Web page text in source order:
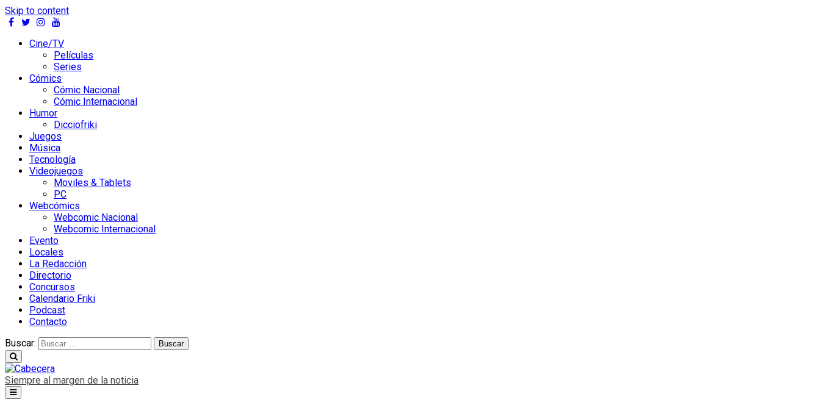
Skip to content
Cine/TV
Películas
Series
Cómics
Cómic Nacional
Cómic Internacional
Humor
Dicciofriki
Juegos
Música
Tecnología
Videojuegos
Moviles & Tablets
PC
Webcómics
Webcomic Nacional
Webcomic Internacional
Evento
Locales
La Redacción
Directorio
Concursos
Calendario Friki
Podcast
Contacto
Buscar:
Siempre al margen de la noticia